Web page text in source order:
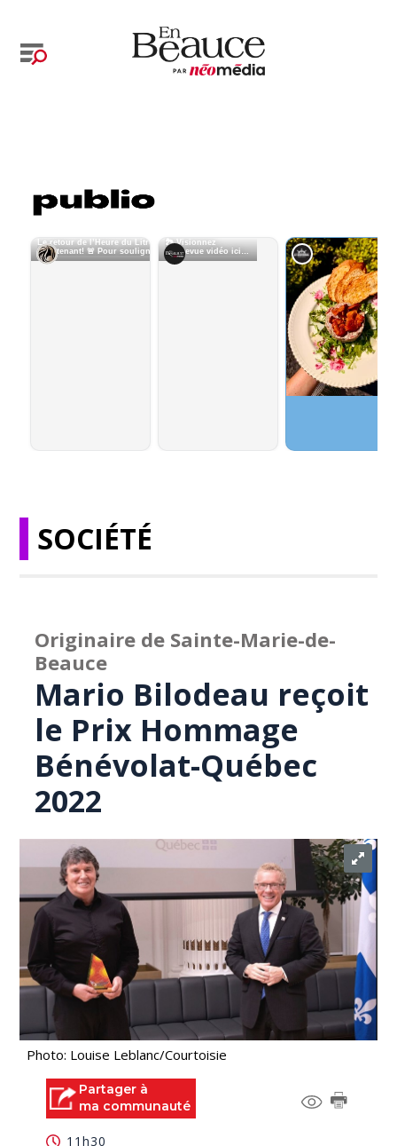
SOCIÉTÉ
Originaire de Sainte-Marie-de-
Beauce
Mario Bilodeau reçoit
le Prix Hommage
Bénévolat-Québec
2022
Photo: Louise Leblanc/Courtoisie
Partager à
ma communauté
11h30